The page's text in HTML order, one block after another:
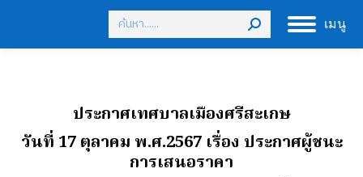
เมนู
Search:
ประกาศเทศบาลเมืองศรีสะเกษ
วันที่ 17 ตุลาคม พ.ศ.2567 เรื่อง ประกาศผู้ชนะ
การเสนอราคา